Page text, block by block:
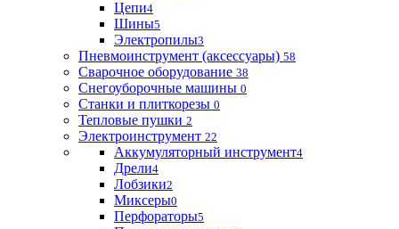
Цепи4
Шины5
Электропилы3
Пневмоинструмент (аксессуары) 58
Сварочное оборудование 38
Снегоуборочные машины 0
Станки и плиткорезы 0
Тепловые пушки 2
Электроинструмент 22
Аккумуляторный инструмент4
Дрели4
Лобзики2
Миксеры0
Перфораторы5